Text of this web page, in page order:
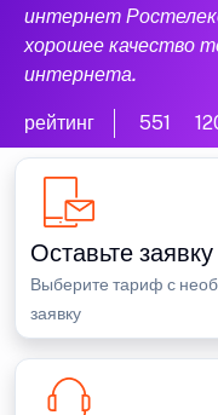
интернет
хорошее качество
интернета.
рейтинг 551
Оставьте заявку
Выберите тариф с
заявку